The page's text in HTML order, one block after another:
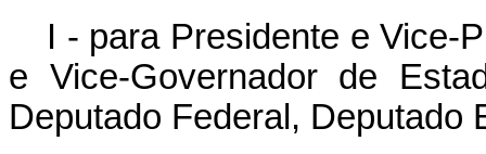
I - para Presidente e Vice-
e Vice-Governador de
Deputado Federal, Deputado